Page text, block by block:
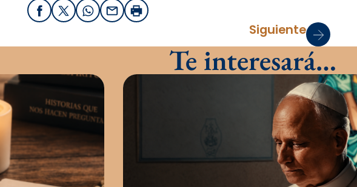
FacebookX / Twitter
WhatsApp
EmailImprimir
Siguiente
Te interesará…